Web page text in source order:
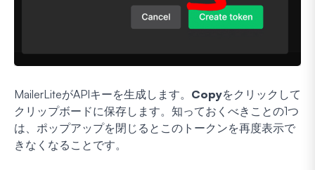
MailerLiteがAPIキーを生成します。 Copyをクリックして
クリップボードに保存します。知っておくべきことの1つ
は、ポップアップを閉じるとこのトークンを再度表示で
きなくなることです。